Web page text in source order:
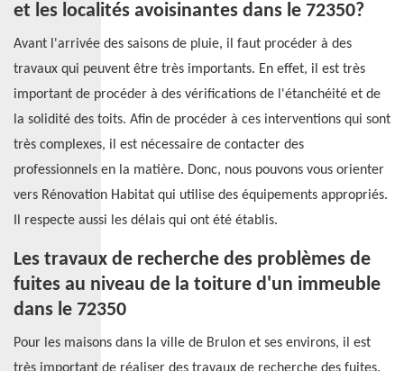
et les localités avoisinantes dans le 72350?
Avant l'arrivée des saisons de pluie, il faut procéder à des
travaux qui peuvent être très importants. En effet, il est très
important de procéder à des vérifications de l'étanchéité et de
la solidité des toits. Afin de procéder à ces interventions qui sont
très complexes, il est nécessaire de contacter des
professionnels en la matière. Donc, nous pouvons vous orienter
vers Rénovation Habitat qui utilise des équipements appropriés.
Il respecte aussi les délais qui ont été établis.
Les travaux de recherche des problèmes de
fuites au niveau de la toiture d'un immeuble
dans le 72350
Pour les maisons dans la ville de Brulon et ses environs, il est